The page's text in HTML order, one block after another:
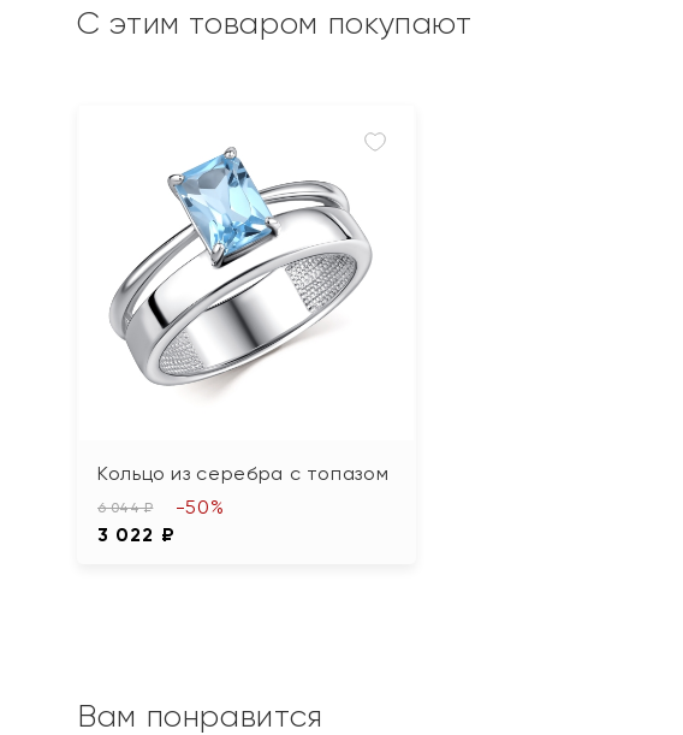
С этим товаром покупают
Кольцо из серебра с топазом
6 044 ₽
3 022 ₽
-50%
Вам понравится